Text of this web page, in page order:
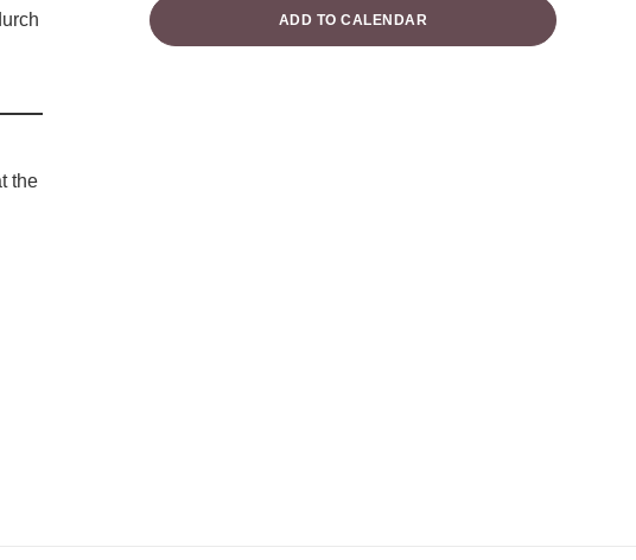
the
ADD TO CALENDAR